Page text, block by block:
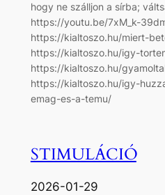
hogy ne szálljon a sírba;
https://youtu.be/7xM_k-
https://kialtoszo.hu/miert-
https://kialtoszo.hu/igy-
https://kialtoszo.hu/
https://kialtoszo.hu/igy-
emag-es-a-temu/
STIMULÁCIÓ
2026-01-29